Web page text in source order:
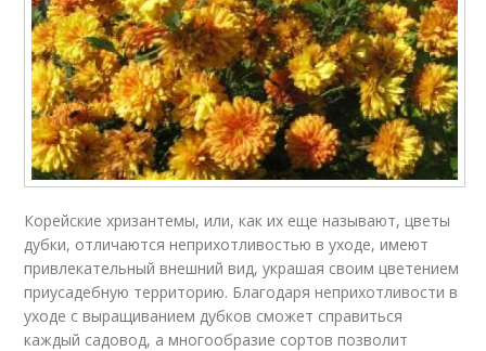
Корейские хризантемы, или, как их еще называют, цветы
дубки, отличаются неприхотливостью в уходе, имеют
привлекательный внешний вид, украшая своим цветением
приусадебную территорию. Благодаря неприхотливости в
уходе с выращиванием дубков сможет справиться
каждый садовод, а многообразие сортов позволит